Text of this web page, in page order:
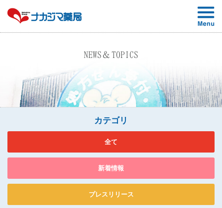
NEWS＆TOPICS
カテゴリ
全て
新着情報
プレスリリース